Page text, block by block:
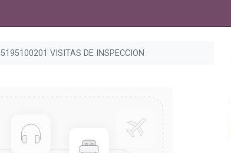
5195100201 VISITAS DE INSPECCION